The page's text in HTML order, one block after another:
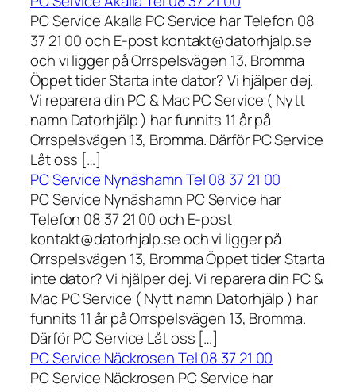
PC Service Akalla PC Service har Telefon 08
37 21 00 och E-post kontakt@datorhjalp.se
och vi ligger på Orrspelsvägen 13, Bromma
Öppet tider Starta inte dator? Vi hjälper dej.
Vi reparera din PC & Mac PC Service ( Nytt
namn Datorhjälp ) har funnits 11 år på
Orrspelsvägen 13, Bromma. Därför PC Service
Låt oss […]
PC Service Nynäshamn Tel 08 37 21 00
PC Service Nynäshamn PC Service har
Telefon 08 37 21 00 och E-post
kontakt@datorhjalp.se och vi ligger på
Orrspelsvägen 13, Bromma Öppet tider Starta
inte dator? Vi hjälper dej. Vi reparera din PC &
Mac PC Service ( Nytt namn Datorhjälp ) har
funnits 11 år på Orrspelsvägen 13, Bromma.
Därför PC Service Låt oss […]
PC Service Näckrosen Tel 08 37 21 00
PC Service Näckrosen PC Service har